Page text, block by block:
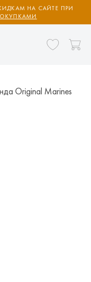
НА САЙТЕ ПРИ